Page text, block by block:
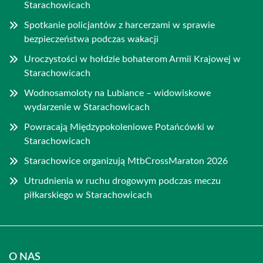
Starachowicach
Spotkanie policjantów z harcerzami w sprawie
bezpieczeństwa podczas wakacji
Uroczystości w hołdzie bohaterom Armii Krajowej w
Starachowicach
Wodnosamoloty na Lubiance – widowiskowe
wydarzenie w Starachowicach
Powracają Międzypokoleniowe Potańcówki w
Starachowicach
Starachowice organizują MtbCrossMaraton 2026
Utrudnienia w ruchu drogowym podczas meczu
piłkarskiego w Starachowicach
O NAS